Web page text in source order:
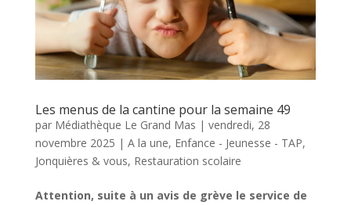
Les menus de la cantine pour la semaine 49
par Médiathèque Le Grand Mas | vendredi, 28
novembre 2025 | A la une, Enfance - Jeunesse - TAP,
Jonquières & vous, Restauration scolaire
Attention, suite à un avis de grève le service de